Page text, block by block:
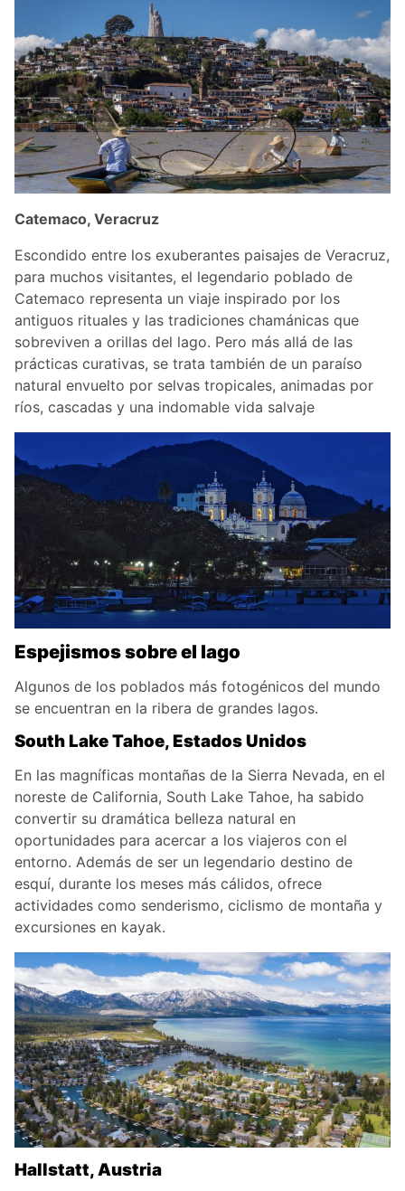
Catemaco, Veracruz
Escondido entre los exuberantes paisajes de Veracruz,
para muchos visitantes, el legendario poblado de
Catemaco representa un viaje inspirado por los
antiguos rituales y las tradiciones chamánicas que
sobreviven a orillas del lago. Pero más allá de las
prácticas curativas, se trata también de un paraíso
natural envuelto por selvas tropicales, animadas por
ríos, cascadas y una indomable vida salvaje
Espejismos sobre el lago
Algunos de los poblados más fotogénicos del mundo
se encuentran en la ribera de grandes lagos.
South Lake Tahoe, Estados Unidos
En las magníficas montañas de la Sierra Nevada, en el
noreste de California, South Lake Tahoe, ha sabido
convertir su dramática belleza natural en
oportunidades para acercar a los viajeros con el
entorno. Además de ser un legendario destino de
esquí, durante los meses más cálidos, ofrece
actividades como senderismo, ciclismo de montaña y
excursiones en kayak.
Hallstatt, Austria